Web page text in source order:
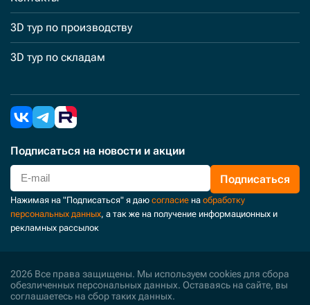
3D тур по производству
3D тур по складам
Подписаться на новости и акции
Подписаться
Нажимая на "Подписаться" я даю согласие на обработку
персональных данных, а так же на получение информационных и
рекламных рассылок
2026 Все права защищены. Мы используем cookies для сбора
обезличенных персональных данных. Оставаясь на сайте, вы
соглашаетесь на сбор таких данных.